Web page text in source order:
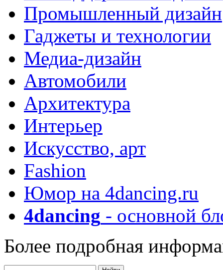
Промышленный дизайн
Гаджеты и технологии
Медиа-дизайн
Автомобили
Архитектура
Интерьер
Искусство, арт
Fashion
Юмор на 4dancing.ru
4dancing - основной
Более подробная